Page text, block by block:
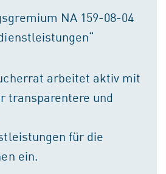
NA 159-08-04
arbeitet aktiv mit
transparentere und
für die
ein.